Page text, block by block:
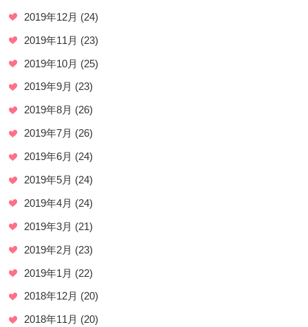
2019年12月 (24)
2019年11月 (23)
2019年10月 (25)
2019年9月 (23)
2019年8月 (26)
2019年7月 (26)
2019年6月 (24)
2019年5月 (24)
2019年4月 (24)
2019年3月 (21)
2019年2月 (23)
2019年1月 (22)
2018年12月 (20)
2018年11月 (20)